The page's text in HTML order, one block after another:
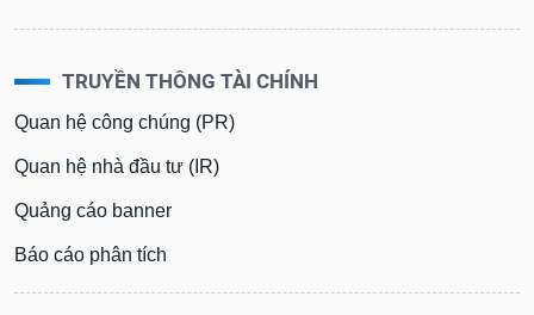
TRUYỀN THÔNG TÀI CHÍNH
Quan hệ công chúng (PR)
Quan hệ nhà đầu tư (IR)
Quảng cáo banner
Báo cáo phân tích